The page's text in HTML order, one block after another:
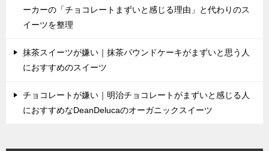
ーカーの「チョコレートまずいと感じる理由」と代わりのス
イーツを整理
抹茶スイーツが嫌い｜抹茶パウンドケーキがまずいと思う人
におすすめのスイーツ
チョコレートが嫌い｜明治チョコレートがまずいと感じる人
におすすめなDeanDelucaのオーガニックスイーツ